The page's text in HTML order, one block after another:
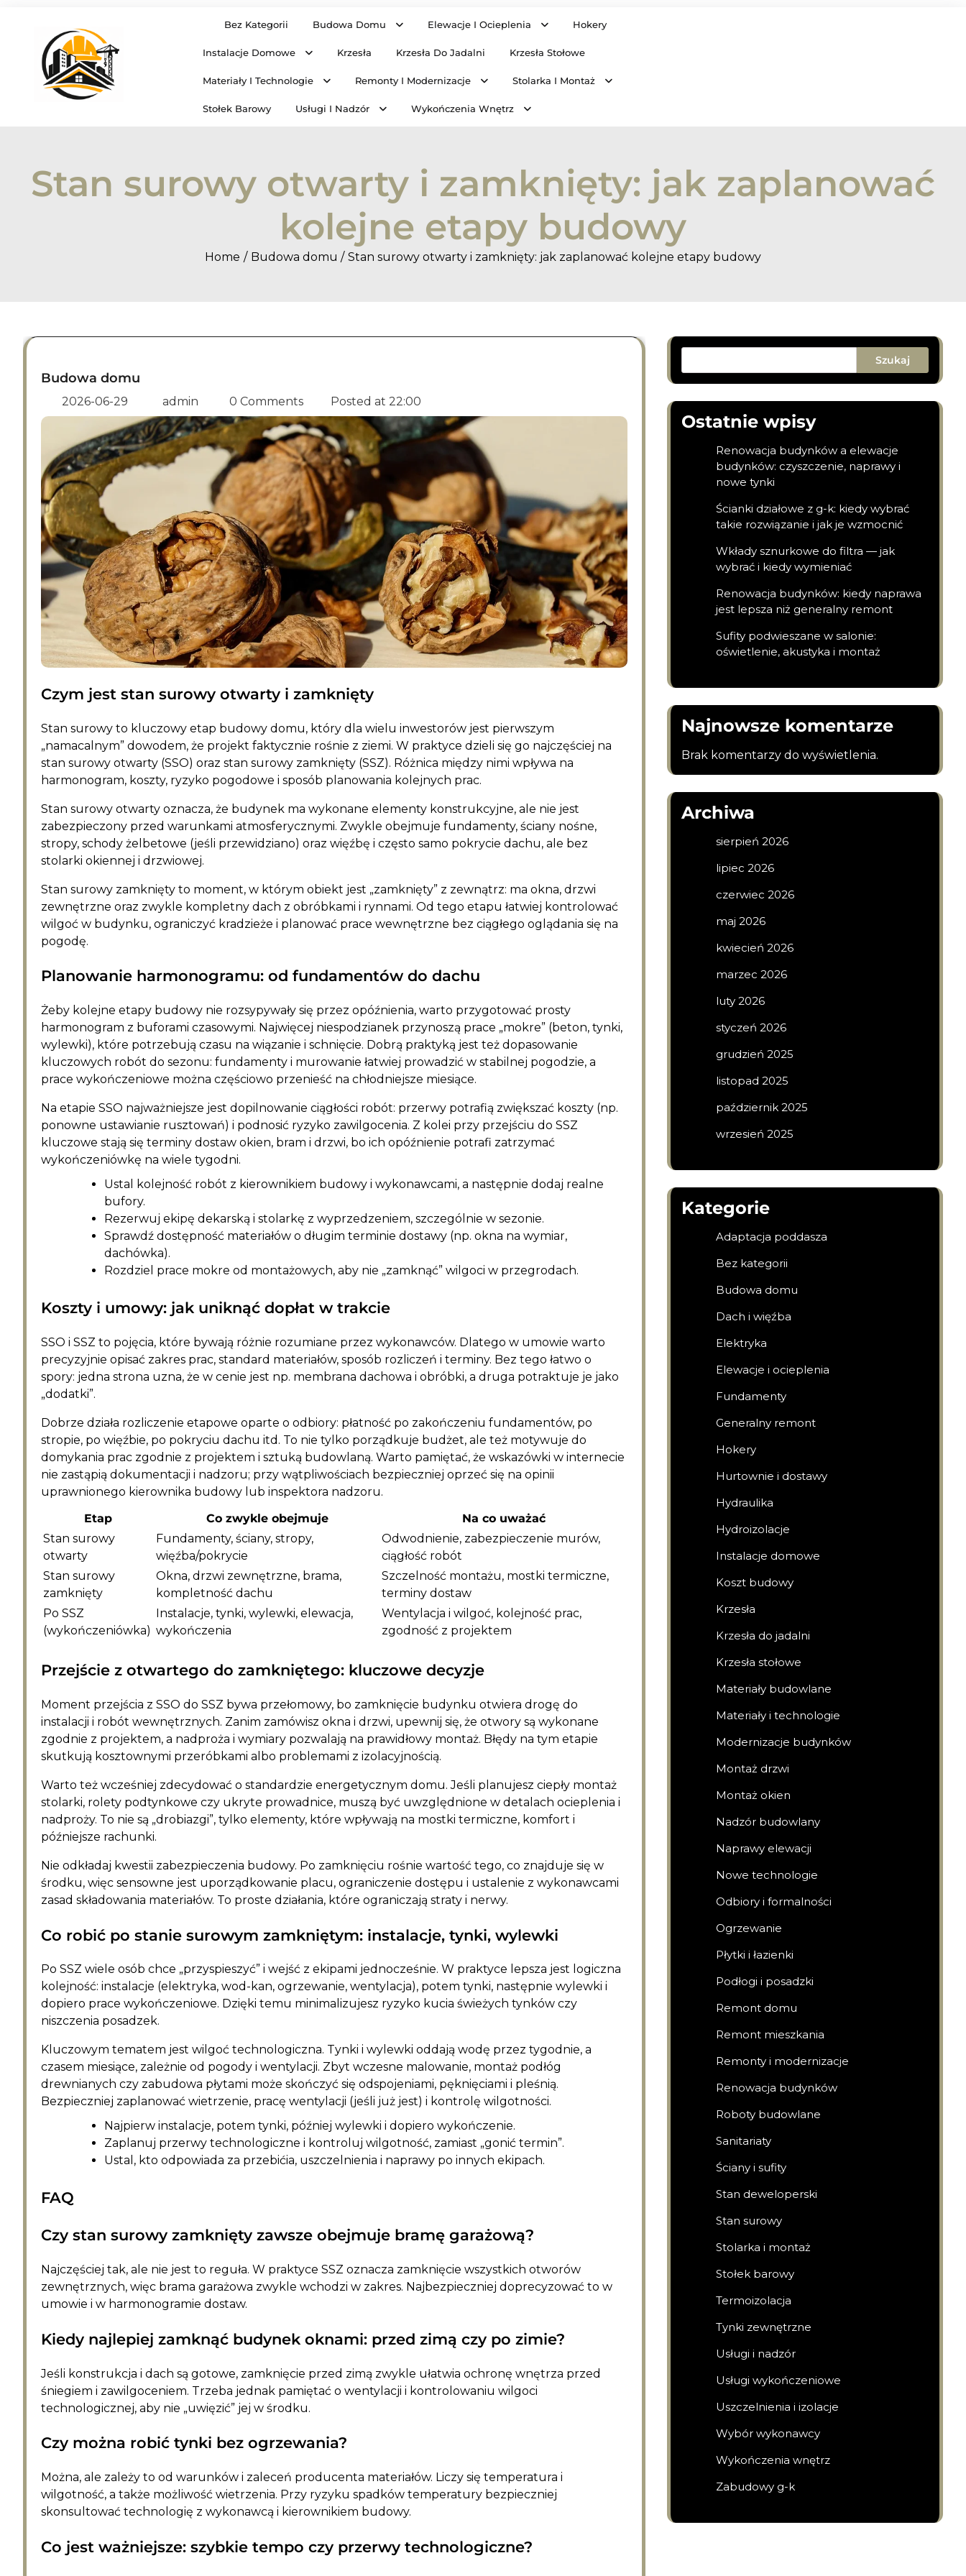
content
Bez Kategorii Budowa Domu Elewacje I Ocieplenia Hokery
Instalacje Domowe Krzesła Krzesła Do Jadalni Krzesła Stołowe
Materiały I Technologie Remonty I Modernizacje Stolarka I Montaż
Stołek Barowy Usługi I Nadzór Wykończenia Wnętrz
Stan surowy otwarty i zamknięty: jak zaplanować
kolejne etapy budowy
Home Budowa domu Stan surowy otwarty i zamknięty: jak zaplanować kolejne etapy budowy
Budowa domu
2026-06-29 admin 0 Comments Posted at 22:00
Czym jest stan surowy otwarty i zamknięty
Stan surowy to kluczowy etap budowy domu, który dla wielu inwestorów jest pierwszym
„namacalnym” dowodem, że projekt faktycznie rośnie z ziemi. W praktyce dzieli się go najczęściej na
stan surowy otwarty (SSO) oraz stan surowy zamknięty (SSZ). Różnica między nimi wpływa na
harmonogram, koszty, ryzyko pogodowe i sposób planowania kolejnych prac.
Stan surowy otwarty oznacza, że budynek ma wykonane elementy konstrukcyjne, ale nie jest
zabezpieczony przed warunkami atmosferycznymi. Zwykle obejmuje fundamenty, ściany nośne,
stropy, schody żelbetowe (jeśli przewidziano) oraz więźbę i często samo pokrycie dachu, ale bez
stolarki okiennej i drzwiowej.
Stan surowy zamknięty to moment, w którym obiekt jest „zamknięty” z zewnątrz: ma okna, drzwi
zewnętrzne oraz zwykle kompletny dach z obróbkami i rynnami. Od tego etapu łatwiej kontrolować
wilgoć w budynku, ograniczyć kradzieże i planować prace wewnętrzne bez ciągłego oglądania się na
pogodę.
Planowanie harmonogramu: od fundamentów do dachu
Żeby kolejne etapy budowy nie rozsypywały się przez opóźnienia, warto przygotować prosty
harmonogram z buforami czasowymi. Najwięcej niespodzianek przynoszą prace „mokre” (beton, tynki,
wylewki), które potrzebują czasu na wiązanie i schnięcie. Dobrą praktyką jest też dopasowanie
kluczowych robót do sezonu: fundamenty i murowanie łatwiej prowadzić w stabilnej pogodzie, a
prace wykończeniowe można częściowo przenieść na chłodniejsze miesiące.
Na etapie SSO najważniejsze jest dopilnowanie ciągłości robót: przerwy potrafią zwiększać koszty (np.
ponowne ustawianie rusztowań) i podnosić ryzyko zawilgocenia. Z kolei przy przejściu do SSZ
kluczowe stają się terminy dostaw okien, bram i drzwi, bo ich opóźnienie potrafi zatrzymać
wykończeniówkę na wiele tygodni.
Ustal kolejność robót z kierownikiem budowy i wykonawcami, a następnie dodaj realne
bufory.
Rezerwuj ekipę dekarską i stolarkę z wyprzedzeniem, szczególnie w sezonie.
Sprawdź dostępność materiałów o długim terminie dostawy (np. okna na wymiar,
dachówka).
Rozdziel prace mokre od montażowych, aby nie „zamknąć” wilgoci w przegrodach.
Koszty i umowy: jak uniknąć dopłat w trakcie
SSO i SSZ to pojęcia, które bywają różnie rozumiane przez wykonawców. Dlatego w umowie warto
precyzyjnie opisać zakres prac, standard materiałów, sposób rozliczeń i terminy. Bez tego łatwo o
spory: jedna strona uzna, że w cenie jest np. membrana dachowa i obróbki, a druga potraktuje je jako
„dodatki”.
Dobrze działa rozliczenie etapowe oparte o odbiory: płatność po zakończeniu fundamentów, po
stropie, po więźbie, po pokryciu dachu itd. To nie tylko porządkuje budżet, ale też motywuje do
domykania prac zgodnie z projektem i sztuką budowlaną. Warto pamiętać, że wskazówki w internecie
nie zastąpią dokumentacji i nadzoru; przy wątpliwościach bezpieczniej oprzeć się na opinii
uprawnionego kierownika budowy lub inspektora nadzoru.
Etap
Co zwykle obejmuje
Na co uważać
Stan surowy
otwarty
Fundamenty, ściany, stropy,
więźba/pokrycie
Odwodnienie, zabezpieczenie murów,
ciągłość robót
Stan surowy
zamknięty
Okna, drzwi zewnętrzne, brama,
kompletność dachu
Szczelność montażu, mostki termiczne,
terminy dostaw
Po SSZ
(wykończeniówka)
Instalacje, tynki, wylewki, elewacja,
wykończenia
Wentylacja i wilgoć, kolejność prac,
zgodność z projektem
Przejście z otwartego do zamkniętego: kluczowe decyzje
Moment przejścia z SSO do SSZ bywa przełomowy, bo zamknięcie budynku otwiera drogę do
instalacji i robót wewnętrznych. Zanim zamówisz okna i drzwi, upewnij się, że otwory są wykonane
zgodnie z projektem, a nadproża i wymiary pozwalają na prawidłowy montaż. Błędy na tym etapie
skutkują kosztownymi przeróbkami albo problemami z izolacyjnością.
Warto też wcześniej zdecydować o standardzie energetycznym domu. Jeśli planujesz ciepły montaż
stolarki, rolety podtynkowe czy ukryte prowadnice, muszą być uwzględnione w detalach ocieplenia i
nadproży. To nie są „drobiazgi”, tylko elementy, które wpływają na mostki termiczne, komfort i
późniejsze rachunki.
Nie odkładaj kwestii zabezpieczenia budowy. Po zamknięciu rośnie wartość tego, co znajduje się w
środku, więc sensowne jest uporządkowanie placu, ograniczenie dostępu i ustalenie z wykonawcami
zasad składowania materiałów. To proste działania, które ograniczają straty i nerwy.
Co robić po stanie surowym zamkniętym: instalacje, tynki, wylewki
Po SSZ wiele osób chce „przyspieszyć” i wejść z ekipami jednocześnie. W praktyce lepsza jest logiczna
kolejność: instalacje (elektryka, wod-kan, ogrzewanie, wentylacja), potem tynki, następnie wylewki i
dopiero prace wykończeniowe. Dzięki temu minimalizujesz ryzyko kucia świeżych tynków czy
niszczenia posadzek.
Kluczowym tematem jest wilgoć technologiczna. Tynki i wylewki oddają wodę przez tygodnie, a
czasem miesiące, zależnie od pogody i wentylacji. Zbyt wczesne malowanie, montaż podłóg
drewnianych czy zabudowa płytami może skończyć się odspojeniami, pęknięciami i pleśnią.
Bezpieczniej zaplanować wietrzenie, pracę wentylacji (jeśli już jest) i kontrolę wilgotności.
Najpierw instalacje, potem tynki, później wylewki i dopiero wykończenie.
Zaplanuj przerwy technologiczne i kontroluj wilgotność, zamiast „gonić termin”.
Ustal, kto odpowiada za przebićia, uszczelnienia i naprawy po innych ekipach.
FAQ
Czy stan surowy zamknięty zawsze obejmuje bramę garażową?
Najczęściej tak, ale nie jest to reguła. W praktyce SSZ oznacza zamknięcie wszystkich otworów
zewnętrznych, więc brama garażowa zwykle wchodzi w zakres. Najbezpieczniej doprecyzować to w
umowie i w harmonogramie dostaw.
Kiedy najlepiej zamknąć budynek oknami: przed zimą czy po zimie?
Jeśli konstrukcja i dach są gotowe, zamknięcie przed zimą zwykle ułatwia ochronę wnętrza przed
śniegiem i zawilgoceniem. Trzeba jednak pamiętać o wentylacji i kontrolowaniu wilgoci
technologicznej, aby nie „uwięzić” jej w środku.
Czy można robić tynki bez ogrzewania?
Można, ale zależy to od warunków i zaleceń producenta materiałów. Liczy się temperatura i
wilgotność, a także możliwość wietrzenia. Przy ryzyku spadków temperatury bezpieczniej
skonsultować technologię z wykonawcą i kierownikiem budowy.
Co jest ważniejsze: szybkie tempo czy przerwy technologiczne?
Szukaj
Ostatnie wpisy
Renowacja budynków a elewacje
budynków: czyszczenie, naprawy i
nowe tynki
Ścianki działowe z g-k: kiedy wybrać
takie rozwiązanie i jak je wzmocnić
Wkłady sznurkowe do filtra — jak
wybrać i kiedy wymieniać
Renowacja budynków: kiedy naprawa
jest lepsza niż generalny remont
Sufity podwieszane w salonie:
oświetlenie, akustyka i montaż
Najnowsze komentarze
Brak komentarzy do wyświetlenia.
Archiwa
sierpień 2026
lipiec 2026
czerwiec 2026
maj 2026
kwiecień 2026
marzec 2026
luty 2026
styczeń 2026
grudzień 2025
listopad 2025
październik 2025
wrzesień 2025
Kategorie
Adaptacja poddasza
Bez kategorii
Budowa domu
Dach i więźba
Elektryka
Elewacje i ocieplenia
Fundamenty
Generalny remont
Hokery
Hurtownie i dostawy
Hydraulika
Hydroizolacje
Instalacje domowe
Koszt budowy
Krzesła
Krzesła do jadalni
Krzesła stołowe
Materiały budowlane
Materiały i technologie
Modernizacje budynków
Montaż drzwi
Montaż okien
Nadzór budowlany
Naprawy elewacji
Nowe technologie
Odbiory i formalności
Ogrzewanie
Płytki i łazienki
Podłogi i posadzki
Remont domu
Remont mieszkania
Remonty i modernizacje
Renowacja budynków
Roboty budowlane
Sanitariaty
Ściany i sufity
Stan deweloperski
Stan surowy
Stolarka i montaż
Stołek barowy
Termoizolacja
Tynki zewnętrzne
Usługi i nadzór
Usługi wykończeniowe
Uszczelnienia i izolacje
Wybór wykonawcy
Wykończenia wnętrz
Zabudowy g-k